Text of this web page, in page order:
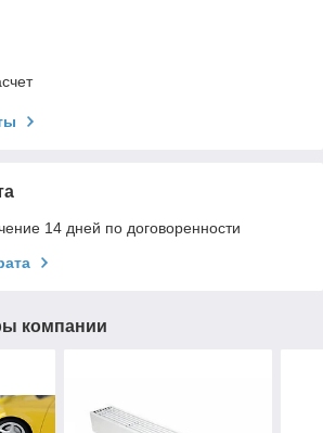
14 дней по договоренности
компании